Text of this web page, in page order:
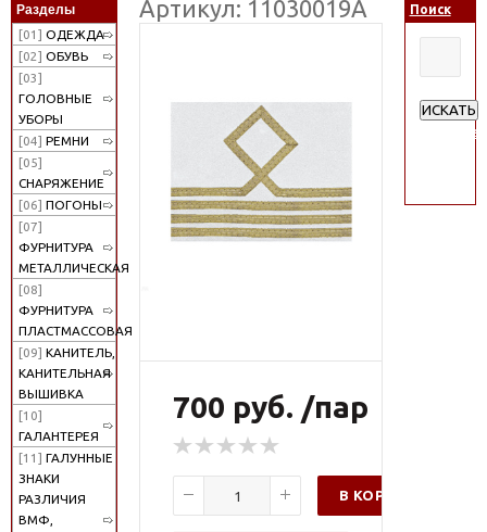
Разделы
[01] ОДЕЖДА
[02] ОБУВЬ
[03]
ГОЛОВНЫЕ
УБОРЫ
[04] РЕМНИ
[05]
СНАРЯЖЕНИЕ
[06] ПОГОНЫ
[07]
ФУРНИТУРА
МЕТАЛЛИЧЕСКАЯ
[08]
ФУРНИТУРА
ПЛАСТМАССОВАЯ
[09] КАНИТЕЛЬ,
КАНИТЕЛЬНАЯ
ВЫШИВКА
[10]
ГАЛАНТЕРЕЯ
[11] ГАЛУННЫЕ
ЗНАКИ
РАЗЛИЧИЯ
ВМФ,
Артикул: 11030019А
700 руб. /пар
В КОРЗИНУ
Поиск
ИСКАТЬ